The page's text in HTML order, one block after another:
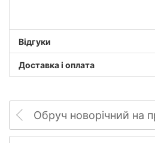
Відгуки
Доставка і оплата